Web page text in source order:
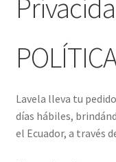
Lavela lleva tu
días hábiles,
el Ecuador, a través